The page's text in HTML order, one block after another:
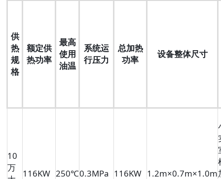
供
热
规
格
额定供
热功率
最高
使用
油温
系统运
行压力
总加热
功率
设备整体尺寸
10
万
116KW 250℃0.3MPa 116KW 1.2m×0.7m×1.0m